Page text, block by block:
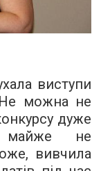
виступи
Не можна не
дуже
майже не
вивчила